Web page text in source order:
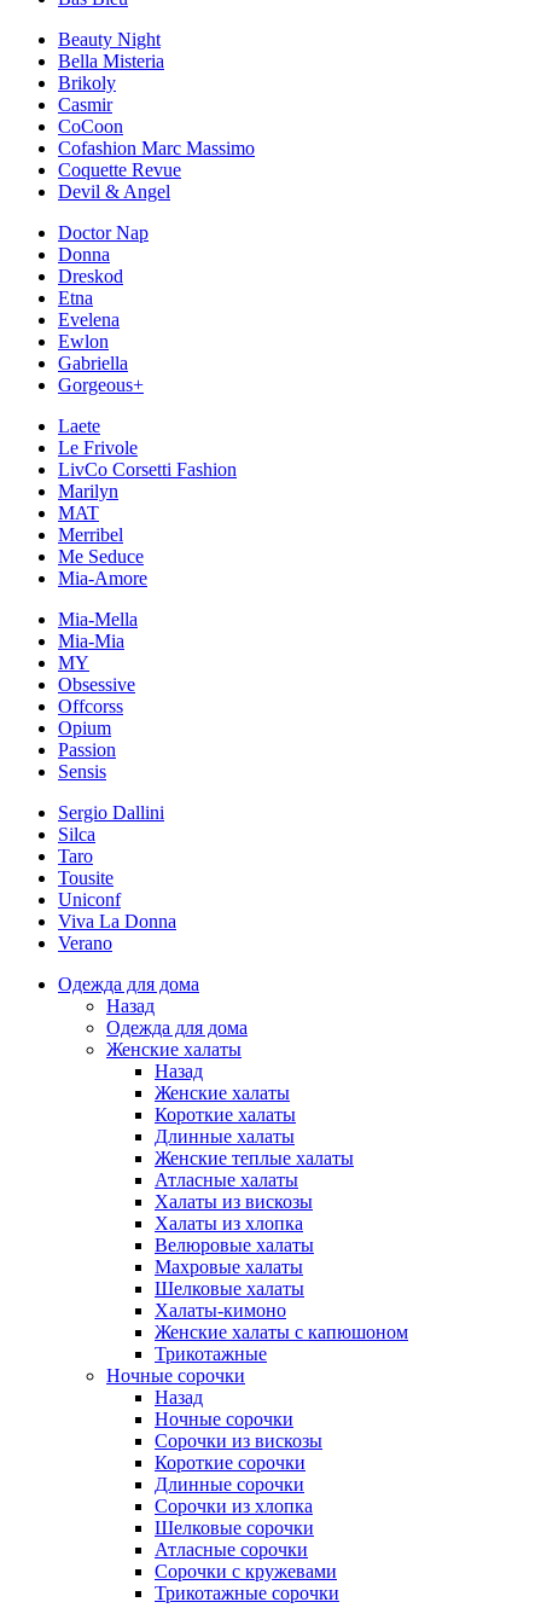
Beauty Night
Bella Misteria
Brikoly
Casmir
CoCoon
Cofashion Marc Massimo
Coquette Revue
Devil & Angel
Doctor Nap
Donna
Dreskod
Etna
Evelena
Ewlon
Gabriella
Gorgeous+
Laete
Le Frivole
LivCo Corsetti Fashion
Marilyn
MAT
Merribel
Me Seduce
Mia-Amore
Mia-Mella
Mia-Mia
MY
Obsessive
Offcorss
Opium
Passion
Sensis
Sergio Dallini
Silca
Taro
Tousite
Uniconf
Viva La Donna
Verano
Одежда для дома
Назад
Одежда для дома
Женские халаты
Назад
Женские халаты
Короткие халаты
Длинные халаты
Женские теплые халаты
Атласные халаты
Халаты из вискозы
Халаты из хлопка
Велюровые халаты
Махровые халаты
Шелковые халаты
Халаты-кимоно
Женские халаты с капюшоном
Трикотажные
Ночные сорочки
Назад
Ночные сорочки
Сорочки из вискозы
Короткие сорочки
Длинные сорочки
Сорочки из хлопка
Шелковые сорочки
Атласные сорочки
Сорочки с кружевами
Трикотажные сорочки